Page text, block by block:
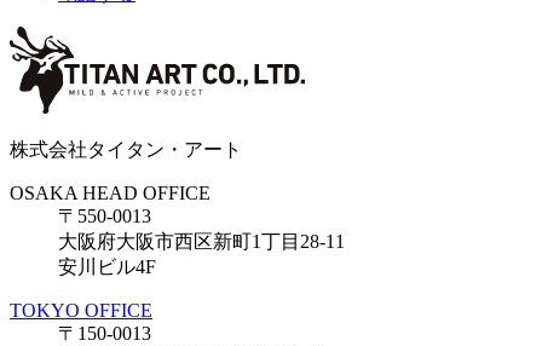
株式会社タイタン・アート
OSAKA HEAD OFFICE
〒550-0013
大阪府大阪市西区新町1丁目28-11
安川ビル4F
TOKYO OFFICE
〒150-0013